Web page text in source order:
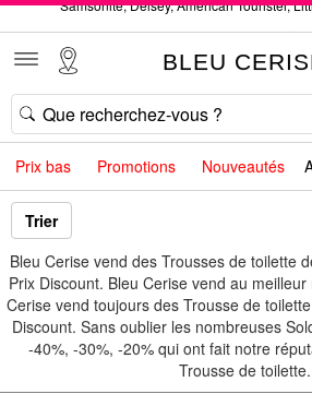
Livraison offerte* dès 40€
Service client à votre écoute au 04
Commande avant 12h expédiée le jour
33 magasins en France. Un à
Samsonite, Delsey, American Tourister,
BLEU
Prix bas Promotions Nouveautés
Trier
Bleu Cerise vend des Trousses de toilette
Prix Discount. Bleu Cerise vend au
Cerise vend toujours des Trousse de
Discount. Sans oublier les nombreuses
-40%, -30%, -20% qui ont fait notre
Trousse de toilette.